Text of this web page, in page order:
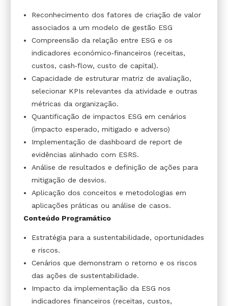
Reconhecimento dos fatores de criação de valor
associados a um modelo de gestão ESG
Compreensão da relação entre ESG e os
indicadores económico‑financeiros (receitas,
custos, cash‑flow, custo de capital).
Capacidade de estruturar matriz de avaliação,
selecionar KPIs relevantes da atividade e outras
métricas da organização.
Quantificação de impactos ESG em cenários
(impacto esperado, mitigado e adverso)
Implementação de dashboard de report de
evidências alinhado com ESRS.
Análise de resultados e definição de ações para
mitigação de desvios.
Aplicação dos conceitos e metodologias em
aplicações práticas ou análise de casos.
Conteúdo Programático
Estratégia para a sustentabilidade, oportunidades
e riscos.
Cenários que demonstram o retorno e os riscos
das ações de sustentabilidade.
Impacto da implementação da ESG nos
indicadores financeiros (receitas, custos,